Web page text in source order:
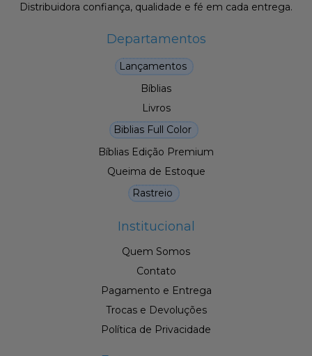
Distribuidora confiança, qualidade e fé em cada entrega.
Departamentos
Lançamentos
Bíblias
Livros
Biblias Full Color
Bíblias Edição Premium
Queima de Estoque
Rastreio
Institucional
Quem Somos
Contato
Pagamento e Entrega
Trocas e Devoluções
Política de Privacidade